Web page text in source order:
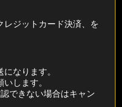
レジットカード決済、を
なります。
します。
できない場合はキャン